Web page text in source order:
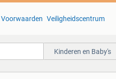
Voorwaarden Veiligheidscentrum
Kinderen en Baby's